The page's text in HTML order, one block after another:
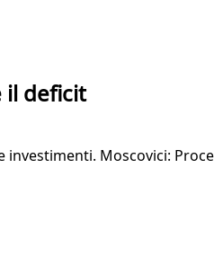
il deficit
Moscovici: